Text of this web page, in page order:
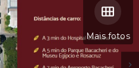
Mais fotos